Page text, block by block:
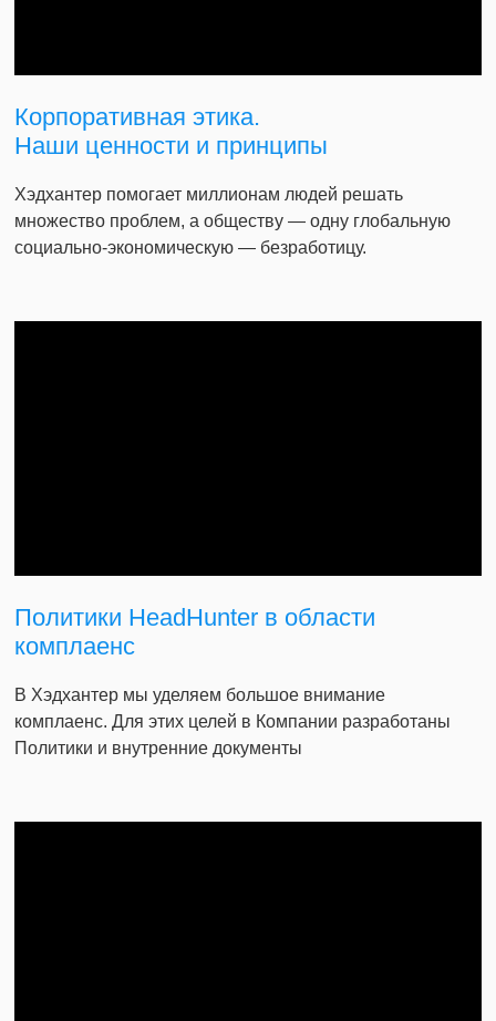
Корпоративная этика.
Наши ценности и принципы
Хэдхантер помогает миллионам людей решать
множество проблем, а обществу — одну глобальную
социально-экономическую — безработицу.
Политики HeadHunter в области
комплаенс
В Хэдхантер мы уделяем большое внимание
комплаенс. Для этих целей в Компании разработаны
Политики и внутренние документы